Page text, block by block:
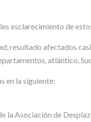
esclarecimiento de
resultado afectados
atlántico,
en la siguiente:
la Asociación de